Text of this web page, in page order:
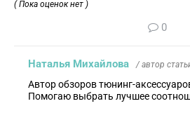
( Пока оценок нет )
0
Наталья Михайлова / автор
Автор обзоров тюнинг-
Помогаю выбрать лучшее